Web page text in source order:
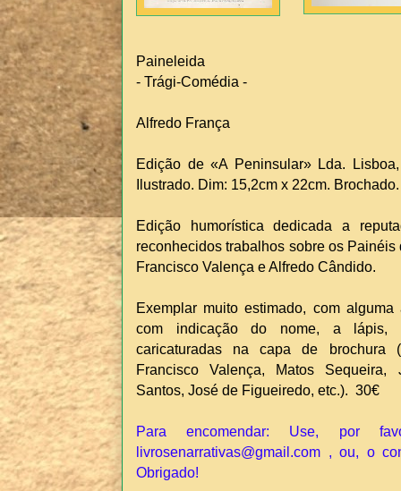
Paineleida
- Trági-Comédia -
Alfredo França
Edição de «A Peninsular» Lda.
Ilustrado. Dim: 15,2cm x 22cm. Brochado.
Edição humorística dedicada a
reconhecidos trabalhos sobre os
Francisco Valença e Alfredo Cândido.
Exemplar muito estimado, com
com indicação do nome, a lápis,
caricaturadas na capa de brochura
Francisco Valença, Matos
Santos, José de Figueiredo, etc.). 30€
Para encomendar: Use, por
livrosenarrativas@gmail.com , ou, o
Obrigado!